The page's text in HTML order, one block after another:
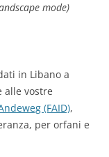
mode)
in Libano a
alle vostre
(FAID),
per orfani e